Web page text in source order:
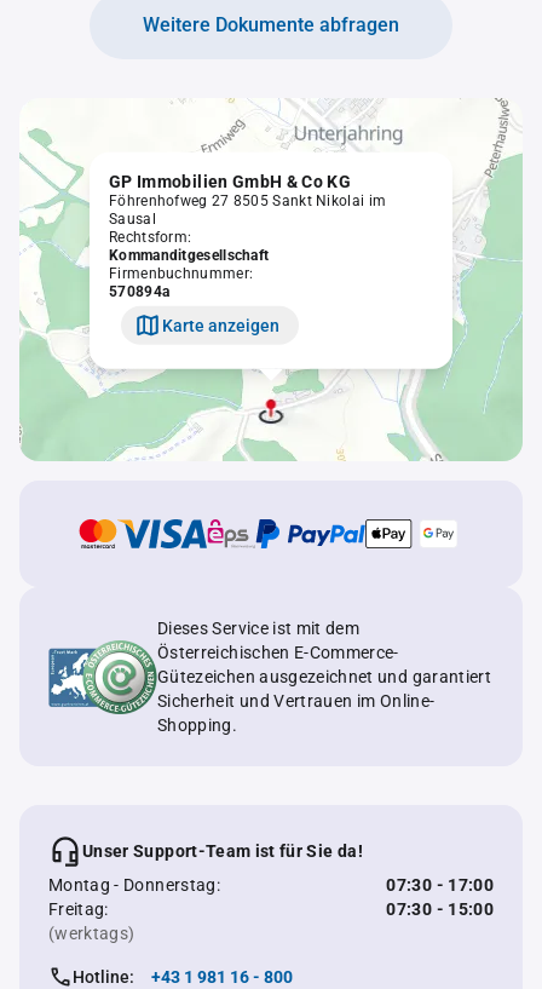
Weitere Dokumente abfragen
GP Immobilien GmbH & Co KG
Föhrenhofweg 27 8505 Sankt Nikolai im
Sausal
Rechtsform:
Kommanditgesellschaft
Firmenbuchnummer:
570894a
Karte anzeigen
Dieses Service ist mit dem
Österreichischen E-Commerce-
Gütezeichen ausgezeichnet und garantiert
Sicherheit und Vertrauen im Online-
Shopping.
Unser Support-Team ist für Sie da!
Montag - Donnerstag:
07:30 - 17:00
Freitag:
07:30 - 15:00
(werktags)
Hotline: +43 1 981 16 - 800